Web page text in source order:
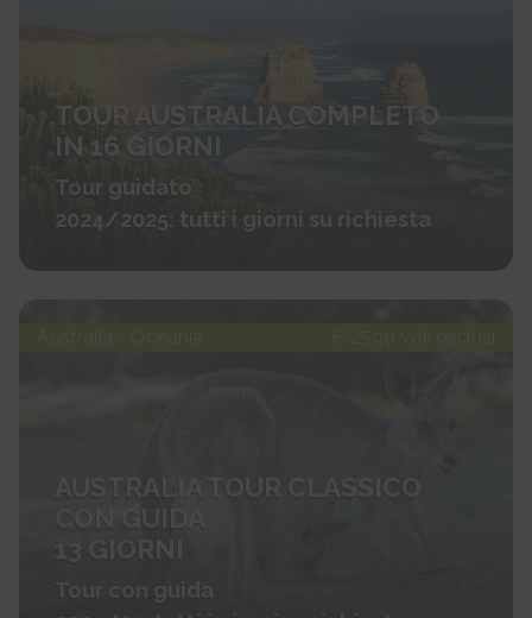
TOUR AUSTRALIA COMPLETO
IN 16 GIORNI
Tour guidato
2024/2025: tutti i giorni su richiesta
Australia - Oceania € 2590 voli esclusi
Tour con guida